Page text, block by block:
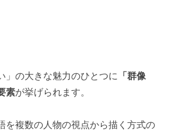
」の大きな魅力のひとつに
「群像
素が挙げられます。
を複数の人物の視点から描く方式の